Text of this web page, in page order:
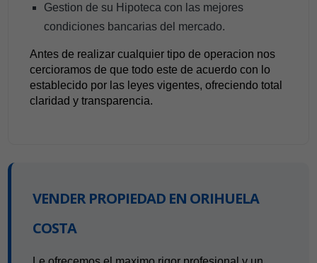
Gestion de su Hipoteca con las mejores
condiciones bancarias del mercado.
Antes de realizar cualquier tipo de operacion nos
cercioramos de que todo este de acuerdo con lo
establecido por las leyes vigentes, ofreciendo total
claridad y transparencia.
VENDER PROPIEDAD EN ORIHUELA
COSTA